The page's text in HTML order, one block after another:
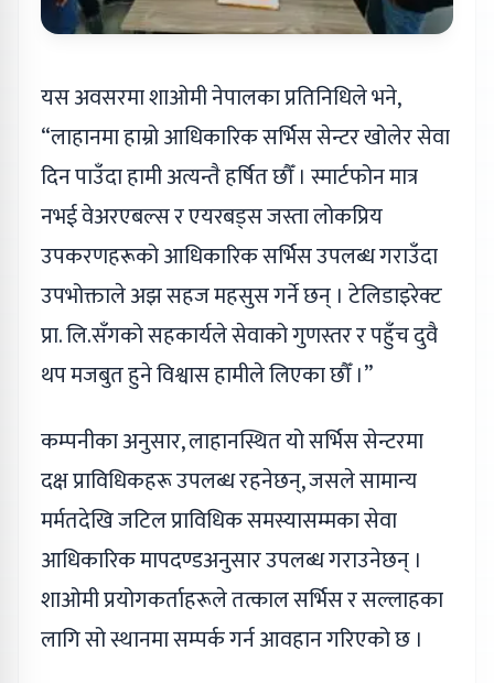
यस अवसरमा शाओमी नेपालका प्रतिनिधिले भने,
“लाहानमा हाम्रो आधिकारिक सर्भिस सेन्टर खोलेर सेवा
दिन पाउँदा हामी अत्यन्तै हर्षित छौँ । स्मार्टफोन मात्र
नभई वेअरएबल्स र एयरबड्स जस्ता लोकप्रिय
उपकरणहरूको आधिकारिक सर्भिस उपलब्ध गराउँदा
उपभोक्ताले अझ सहज महसुस गर्ने छन् । टेलिडाइरेक्ट
प्रा. लि.सँगको सहकार्यले सेवाको गुणस्तर र पहुँच दुवै
थप मजबुत हुने विश्वास हामीले लिएका छौँ ।”
कम्पनीका अनुसार, लाहानस्थित यो सर्भिस सेन्टरमा
दक्ष प्राविधिकहरू उपलब्ध रहनेछन्, जसले सामान्य
मर्मतदेखि जटिल प्राविधिक समस्यासम्मका सेवा
आधिकारिक मापदण्डअनुसार उपलब्ध गराउनेछन् ।
शाओमी प्रयोगकर्ताहरूले तत्काल सर्भिस र सल्लाहका
लागि सो स्थानमा सम्पर्क गर्न आवहान गरिएको छ ।